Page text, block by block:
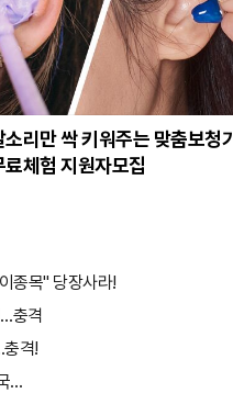
소리만 싹 키워주는 맞춤보청기
료체험 지원자모집
종목" 당장사라!
충격
격!
…